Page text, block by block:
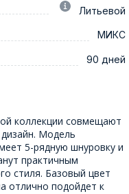
Литьевой
МИКС
90 дней
коллекции совмещают
Модель
5-рядную шнуровку и
практичным
стиля. Базовый цвет
отлично подойдет к